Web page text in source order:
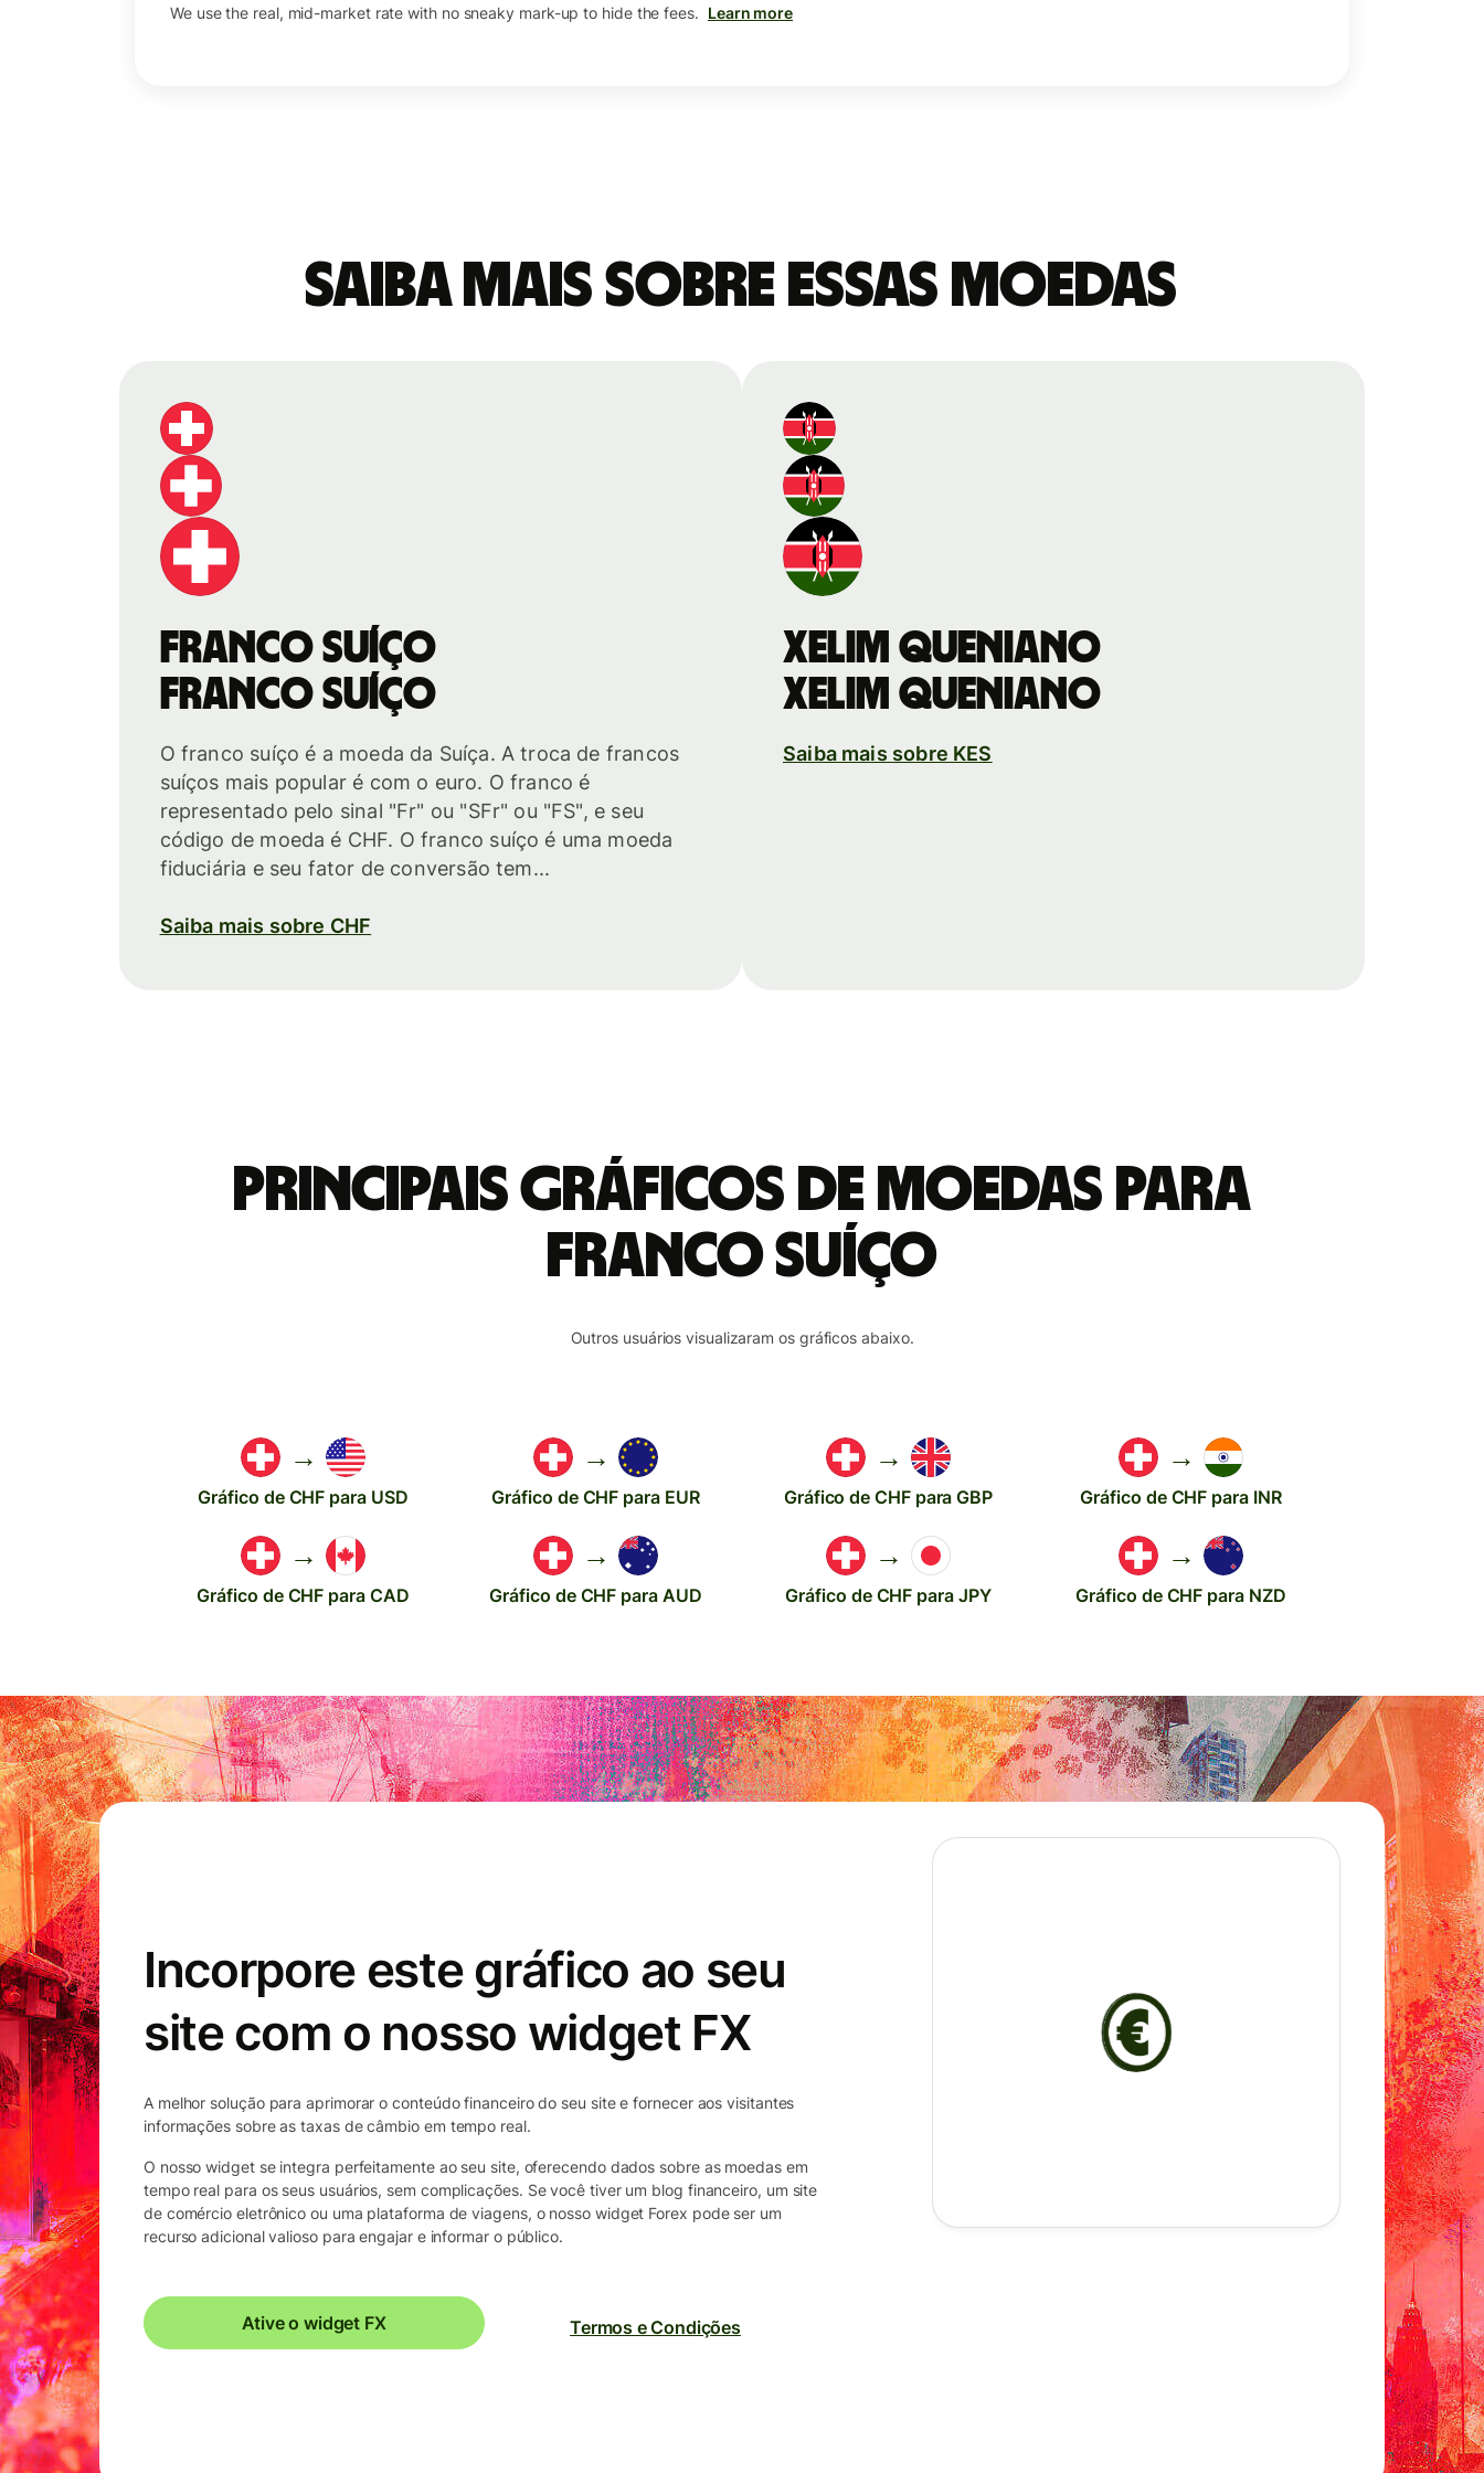
We use the real, mid-market rate with no sneaky mark-up to hide the fees. Learn more
Saiba mais sobre essas moedas
Franco suíço
Franco suíço
O franco suíço é a moeda da Suíça. A troca de francos
suíços mais popular é com o euro. O franco é
representado pelo sinal "Fr" ou "SFr" ou "FS", e seu
código de moeda é CHF. O franco suíço é uma moeda
fiduciária e seu fator de conversão tem...
Saiba mais sobre CHF
Xelim queniano
Xelim queniano
Saiba mais sobre KES
Principais gráficos de moedas para
Franco suíço
Outros usuários visualizaram os gráficos abaixo.
→
Gráfico de CHF para USD
→
Gráfico de CHF para EUR
→
Gráfico de CHF para GBP
→
Gráfico de CHF para INR
→
Gráfico de CHF para CAD
→
Gráfico de CHF para AUD
→
Gráfico de CHF para JPY
→
Gráfico de CHF para NZD
Incorpore este gráfico ao seu
site com o nosso widget FX
A melhor solução para aprimorar o conteúdo financeiro do seu site e fornecer aos visitantes
informações sobre as taxas de câmbio em tempo real.
O nosso widget se integra perfeitamente ao seu site, oferecendo dados sobre as moedas em
tempo real para os seus usuários, sem complicações. Se você tiver um blog financeiro, um site
de comércio eletrônico ou uma plataforma de viagens, o nosso widget Forex pode ser um
recurso adicional valioso para engajar e informar o público.
Ative o widget FX Termos e Condições